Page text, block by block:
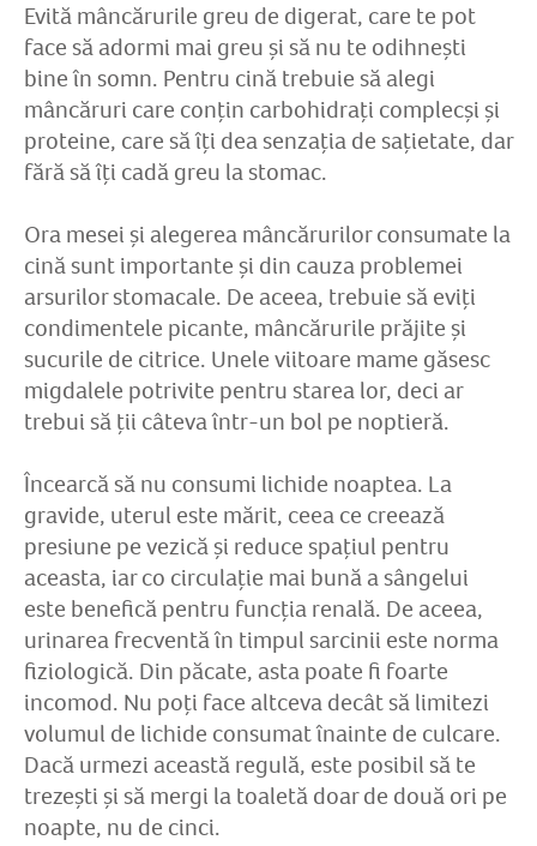
Evită mâncărurile greu de digerat, care te pot
face să adormi mai greu și să nu te odihnești
bine în somn. Pentru cină trebuie să alegi
mâncăruri care conțin carbohidrați complecși și
proteine, care să îți dea senzația de sațietate, dar
fără să îți cadă greu la stomac.
Ora mesei și alegerea mâncărurilor consumate la
cină sunt importante și din cauza problemei
arsurilor stomacale. De aceea, trebuie să eviți
condimentele picante, mâncărurile prăjite și
sucurile de citrice. Unele viitoare mame găsesc
migdalele potrivite pentru starea lor, deci ar
trebui să ții câteva într-un bol pe noptieră.
Încearcă să nu consumi lichide noaptea. La
gravide, uterul este mărit, ceea ce creează
presiune pe vezică și reduce spațiul pentru
aceasta, iar co circulație mai bună a sângelui
este benefică pentru funcția renală. De aceea,
urinarea frecventă în timpul sarcinii este norma
fiziologică. Din păcate, asta poate fi foarte
incomod. Nu poți face altceva decât să limitezi
volumul de lichide consumat înainte de culcare.
Dacă urmezi această regulă, este posibil să te
trezești și să mergi la toaletă doar de două ori pe
noapte, nu de cinci.